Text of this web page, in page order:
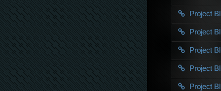
Project
Project
Project
Project
Project